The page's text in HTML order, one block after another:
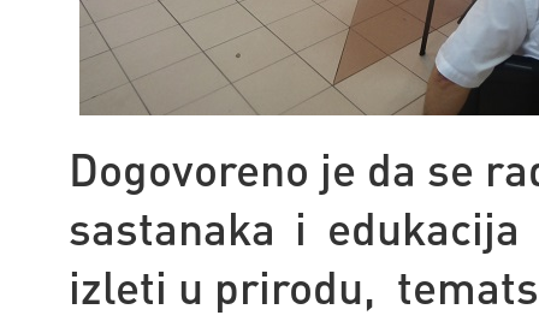
Dogovoreno je da se
sastanaka i
izleti u prirodu,